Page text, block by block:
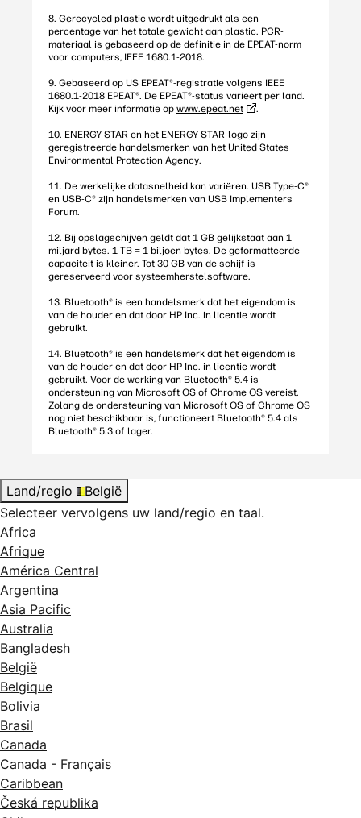
8. Gerecycled plastic wordt uitgedrukt als een
percentage van het totale gewicht aan plastic. PCR-
materiaal is gebaseerd op de definitie in de EPEAT-norm
voor computers, IEEE 1680.1-2018.
9. Gebaseerd op US EPEAT®-registratie volgens IEEE
1680.1-2018 EPEAT®. De EPEAT®-status varieert per land.
Kijk voor meer informatie op www.epeat.net .
10. ENERGY STAR en het ENERGY STAR-logo zijn
geregistreerde handelsmerken van het United States
Environmental Protection Agency.
11. De werkelijke datasnelheid kan variëren. USB Type-C®
en USB-C® zijn handelsmerken van USB Implementers
Forum.
12. Bij opslagschijven geldt dat 1 GB gelijkstaat aan 1
miljard bytes. 1 TB = 1 biljoen bytes. De geformatteerde
capaciteit is kleiner. Tot 30 GB van de schijf is
gereserveerd voor systeemherstelsoftware.
13. Bluetooth® is een handelsmerk dat het eigendom is
van de houder en dat door HP Inc. in licentie wordt
gebruikt.
14. Bluetooth® is een handelsmerk dat het eigendom is
van de houder en dat door HP Inc. in licentie wordt
gebruikt. Voor de werking van Bluetooth® 5.4 is
ondersteuning van Microsoft OS of Chrome OS vereist.
Zolang de ondersteuning van Microsoft OS of Chrome OS
nog niet beschikbaar is, functioneert Bluetooth® 5.4 als
Bluetooth® 5.3 of lager.
Land/regio
België
Selecteer vervolgens uw land/regio en taal.
Africa
Afrique
América Central
Argentina
Asia Pacific
Australia
Bangladesh
België
Belgique
Bolivia
Brasil
Canada
Canada - Français
Caribbean
Česká republika